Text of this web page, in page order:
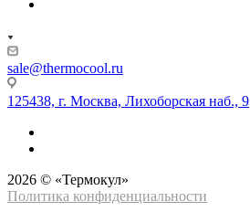
sale@thermocool.ru
125438, г. Москва, Лихоборская наб., 9
2026 © «Термокул»
Политика конфиденциальности